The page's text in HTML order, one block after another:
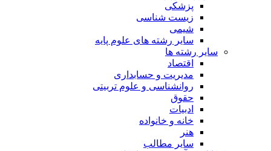
پزشکی
زیست شناسی
شیمی
سایر رشته های علوم پایه
سایر رشته ها
اقتصاد
مدیریت و حسابداری
روانشناسی و علوم تربیتی
حقوق
ادبیات
خانه و خانواده
هنر
سایر مطالب